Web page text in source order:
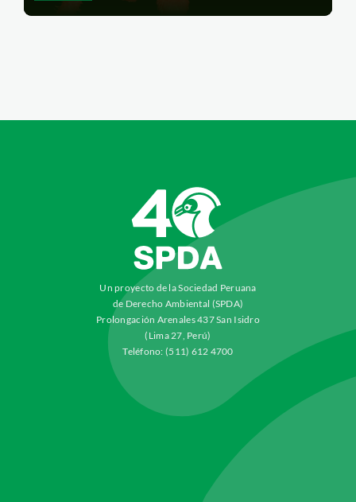
Un proyecto de la Sociedad Peruana
de Derecho Ambiental (SPDA)
Prolongación Arenales 437 San Isidro
(Lima 27, Perú)
Teléfono: (511) 612 4700